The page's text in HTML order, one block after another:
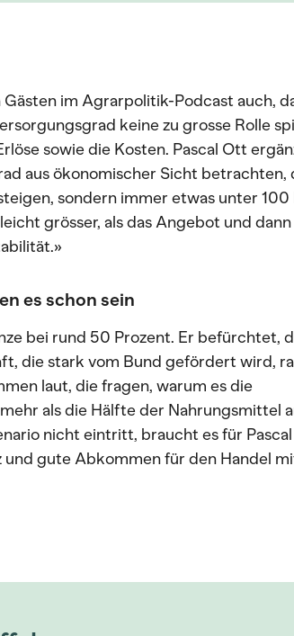
im Agrarpolitik-Podcast auch,
keine zu grosse Rolle
sowie die Kosten. Pascal Ott
aus ökonomischer Sicht betrachten,
sondern immer etwas unter 100
grösser, als das Angebot und
es schon sein
bei rund 50 Prozent. Er befürchtet,
die stark vom Bund gefördert wird,
laut, die fragen, warum es die
als die Hälfte der Nahrungsmittel
nicht eintritt, braucht es für
gute Abkommen für den Handel